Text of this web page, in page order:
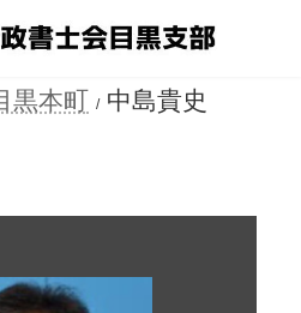
黒本町 中島貴史